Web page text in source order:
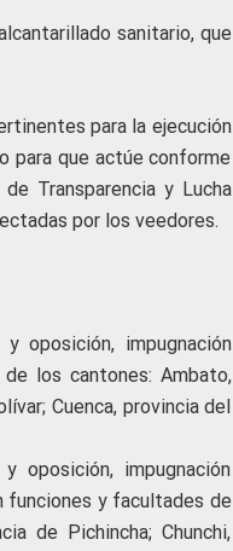
sanitario, que
para la ejecución
para que actúe conforme
Transparencia y Lucha
por los veedores.
oposición, impugnación
los cantones: Ambato,
Cuenca, provincia del
oposición, impugnación
funciones y facultades de
de Pichincha; Chunchi,